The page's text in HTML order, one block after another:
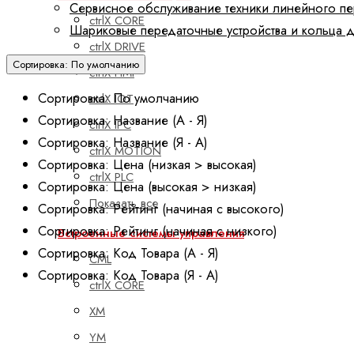
ctrlX CORE
ctrlX DRIVE
ctrlX HMI
ctrlX IOT
ctrlX IPC
ctrlX MOTION
ctrlX PLC
Показать все
Встроенные системы управления
CML
ctrlX CORE
XM
YM
Сервисное обслуживание техники линейного
Шариковые передаточные устройства и кольца
Сортировка: По умолчанию
Сортировка: По умолчанию
Сортировка: Название (А - Я)
Сортировка: Название (Я - А)
Сортировка: Цена (низкая > высокая)
Сортировка: Цена (высокая > низкая)
Сортировка: Рейтинг (начиная с высокого)
Сортировка: Рейтинг (начиная с низкого)
Сортировка: Код Товара (А - Я)
Сортировка: Код Товара (Я - А)